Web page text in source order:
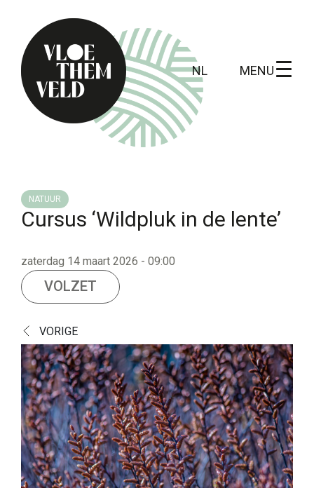
NL MENU
Te doen
Alle activiteiten
Routes
Kunst in Vloethemveld
Ontdek
Europese topnatuur
Cultuurhistorisch landschap
Een boeiende geschiedenis
Een blik op de vondsten
Boek Verborgen Parel
NATUUR
Cursus ‘Wildpluk in de lente’
zaterdag 14 maart 2026 - 09:00
VOLZET
VORIGE